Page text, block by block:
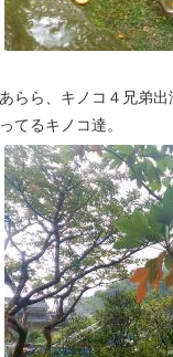
あらら、キノコ４兄弟
ってるキノコ達。